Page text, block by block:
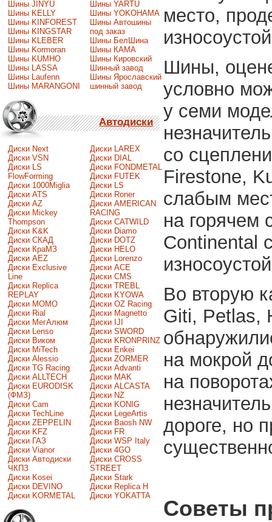
Шины JINYU
Шины KELLY
Шины KINFOREST
Шины KINGSTAR
Шины KLEBER
Шины Kormoran
Шины KUMHO
Шины LASSA
Шины Laufenn
Шины MARANGONI
Шины YARTU
Шины YOKOHAMA
Шины Автошины
под заказ
Шины БелШина
Шины КАМА
Шины Кировский
Шинный завод
Шины Ярославский
шинный завод
Автодиски
Диски Next
Диски VSN
Диски LS
FlowForming
Диски 1000Miglia
Диски ATS
Диски AZ
Диски Mickey
Thompson
Диски K&K
Диски СКАД
Диски КраМЗ
Диски AEZ
Диски Exclusive
Line
Диски Replica
REPLAY
Диски MOMO
Диски Rial
Диски МегАлюм
Диски Lenso
Диски Виком
Диски MiTech
Диски Alessio
Диски TG Racing
Диски ALLTECH
Диски EURODISK
(ФМЗ)
Диски Cam
Диски TechLine
Диски ZEPPELIN
Диски KFZ
Диски ГАЗ
Диски Vianor
Диски Автодиски
ЧКПЗ
Диски Kosei
Диски DEVINO
Диски KORMETAL
Диски LAREX
Диски DIAL
Диски FONDMETAL
Диски FUTEK
Диски LS
Диски Roner
Диски AMERICAN
RACING
Диски CATWILD
Диски Diamo
Диски DOTZ
Диски HELO
Диски Lorenzo
Диски ACE
Диски CMS
Диски TREBL
Диски KYOWA
Диски OZ Racing
Диски Magnetto
Диски IJI
Диски SWORD
Диски KRONPRINZ
Диски Enkei
Диски ZORMER
Диски Advanti
Диски MAK
Диски ALCASTA
Диски NZ
Диски KONIG
Диски LegeArtis
Диски Baosh NW
Диски FR
Диски WSP Italy
Диски 4GO
Диски CROSS
STREET
Диски Stark
Диски Replica H
Диски YOKATTA
место,
Шины,
условно
у семи
со
Firestone,
слабым
на горячем
Continental
Во вторую
Giti, Petlas,
на мокрой
на
дороге, но
Советы